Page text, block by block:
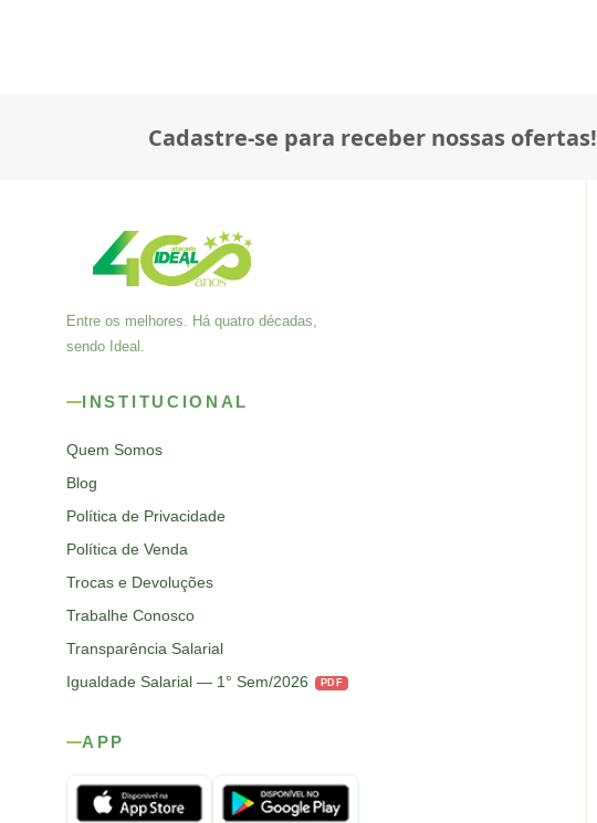
Cadastre-se para receber nossas ofertas!
Entre os melhores. Há quatro décadas,
sendo Ideal.
INSTITUCIONAL
Quem Somos
Blog
Política de Privacidade
Política de Venda
Trocas e Devoluções
Trabalhe Conosco
Transparência Salarial
Igualdade Salarial — 1° Sem/2026
PDF
APP